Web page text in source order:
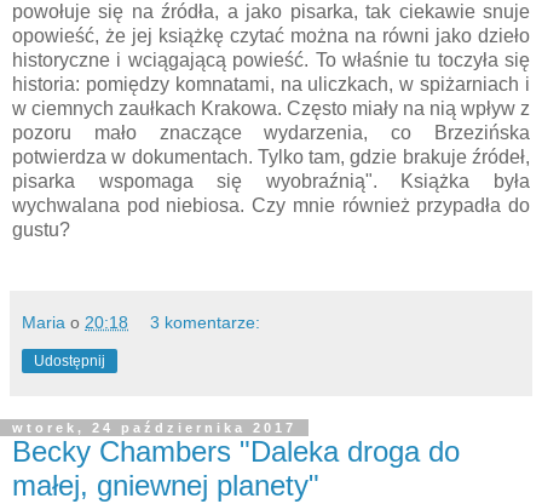
powołuje się na źródła, a jako pisarka, tak ciekawie snuje
opowieść, że jej książkę czytać można na równi jako dzieło
historyczne i wciągającą powieść. To właśnie tu toczyła się
historia: pomiędzy komnatami, na uliczkach, w spiżarniach i
w ciemnych zaułkach Krakowa. Często miały na nią wpływ z
pozoru mało znaczące wydarzenia, co Brzezińska
potwierdza w dokumentach. Tylko tam, gdzie brakuje źródeł,
pisarka wspomaga się wyobraźnią". Książka była
wychwalana pod niebiosa. Czy mnie również przypadła do
gustu?
Maria o 20:18 3 komentarze:
Udostępnij
wtorek, 24 października 2017
Becky Chambers "Daleka droga do
małej, gniewnej planety"